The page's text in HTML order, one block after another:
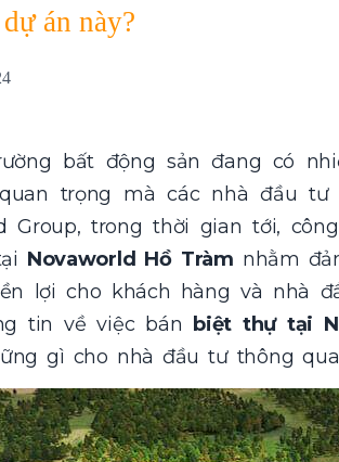
án này?
bất động sản đang có
trọng mà các nhà đầu tư
Group, trong thời gian tới,
Novaworld Hồ Tràm nhằm
lợi cho khách hàng và nhà
tin về việc bán biệt thự tại
gì cho nhà đầu tư thông